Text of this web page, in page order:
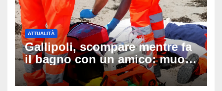
ATTUALITÀ
Gallipoli, scompare mentre fa
il bagno con un amico: muore
a 19 anni dopo 45 minuti di
disperati tentativi di